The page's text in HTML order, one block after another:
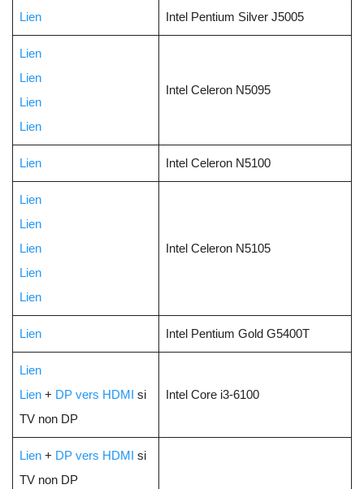
Lien Intel Pentium Silver J5005
Lien
Lien
Lien
Lien
Intel Celeron N5095
Lien Intel Celeron N5100
Lien
Lien
Lien
Lien
Lien
Intel Celeron N5105
Lien Intel Pentium Gold G5400T
Lien
Lien+ DP vers HDMI si
TV non DP
Intel Core i3-6100
Lien+ DP vers HDMI si
TV non DP